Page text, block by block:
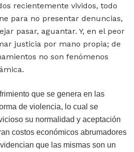
recientemente vividos, todo
para no presentar denuncias,
pasar, aguantar. Y, en el peor
justicia por mano propia; de
no son fenómenos
que se genera en las
de violencia, lo cual se
su normalidad y aceptación
costos económicos abrumadores
que las mismas son un